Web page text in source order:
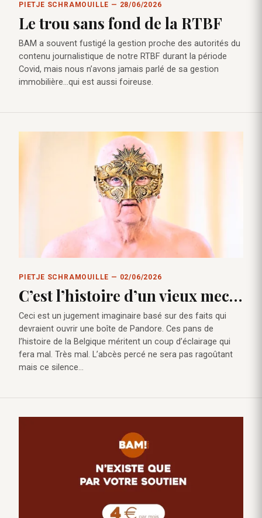
PIETJE SCHRAMOUILLE — 28/06/2026
Le trou sans fond de la RTBF
BAM a souvent fustigé la gestion proche des autorités du
contenu journalistique de notre RTBF durant la période
Covid, mais nous n’avons jamais parlé de sa gestion
immobilière…qui est aussi foireuse.
PIETJE SCHRAMOUILLE — 02/06/2026
C’est l’histoire d’un vieux mec…
Ceci est un jugement imaginaire basé sur des faits qui
devraient ouvrir une boîte de Pandore. Ces pans de
l’histoire de la Belgique méritent un coup d’éclairage qui
fera mal. Très mal. L’abcès percé ne sera pas ragoûtant
mais ce silence…